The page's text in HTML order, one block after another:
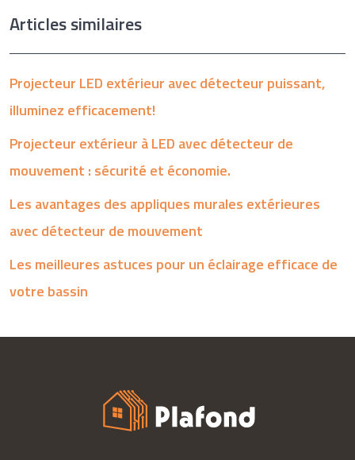
Articles similaires
Projecteur LED extérieur avec détecteur puissant,
illuminez efficacement!
Projecteur extérieur à LED avec détecteur de
mouvement : sécurité et économie.
Les avantages des appliques murales extérieures
avec détecteur de mouvement
Les meilleures astuces pour un éclairage efficace de
votre bassin